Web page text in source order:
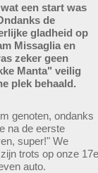
een start was
de
gladheid op
Missaglia en
zeker geen
Manta" veilig
plek behaald.
genoten, ondanks
na de eerste
super!" We
trots op onze 17e
auto.